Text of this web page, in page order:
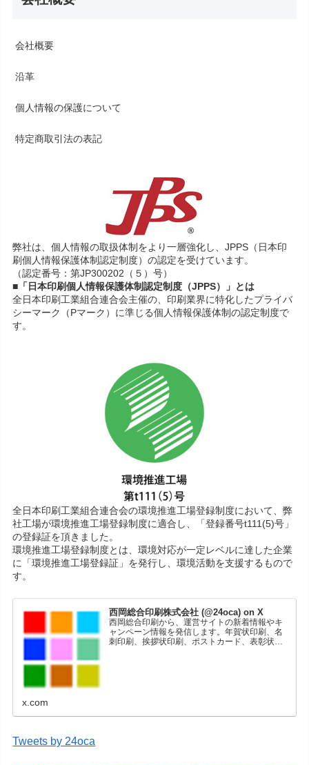
会社概要
沿革
個人情報の保護について
特定商取引法の表記
弊社は、個人情報の取扱体制をより一層強化し、JPPS（日本印
刷個人情報保護体制認定制度）の認定を受けています。
（認定番号：第JP300202（５）号）
■「日本印刷個人情報保護体制認定制度（JPPS）」とは
全日本印刷工業組合連合会主催の、印刷業界に特化したプライバ
シーマーク（Pマーク）に準じる個人情報保護体制の認定制度で
す。
全日本印刷工業組合連合会の環境推進工場登録制度において、弊
社工場が環境推進工場登録制度に適合し、「登録番号t111(5)号」
の登録証を頂きました。
環境推進工場登録制度とは、環境対応が一定レベルに達した企業
に「環境推進工場登録証」を発行し、環境活動を支援するもので
す。
西岡総合印刷株式会社 (@24oca) on X
西岡総合印刷から、運営サイトの新着情報やキ
ャンペーン情報を発信します。年賀状印刷、名
刺印刷、挨拶状印刷、ポストカード、表彰状印
x.com
Tweets by 24oca